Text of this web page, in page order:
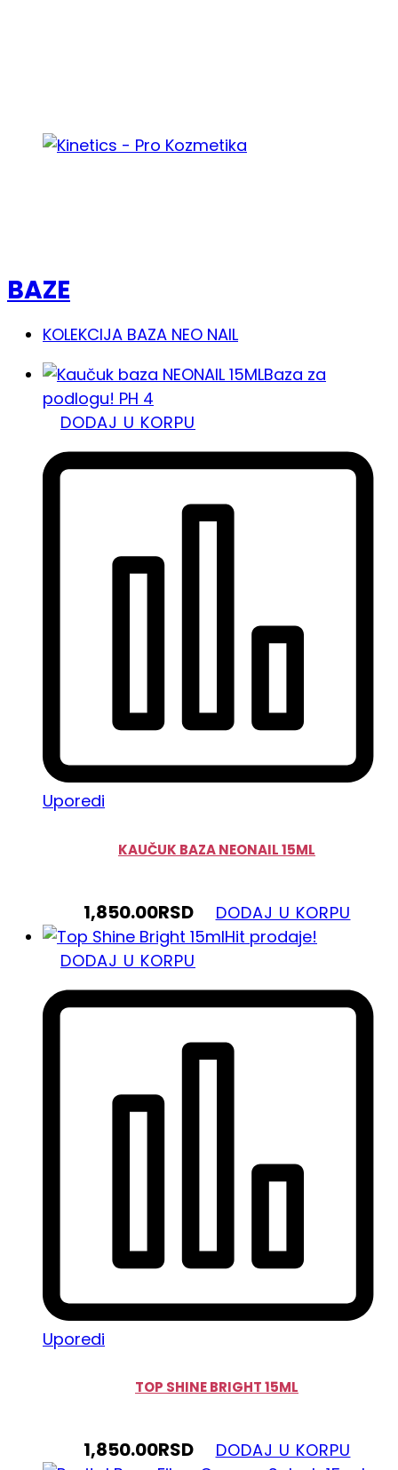
BAZE
KOLEKCIJA BAZA NEO NAIL
Baza za
podlogu! PH 4
DODAJ U KORPU
Uporedi
KAUČUK BAZA NEONAIL 15ML
1,850.00RSD
DODAJ U KORPU
Hit prodaje!
DODAJ U KORPU
Uporedi
TOP SHINE BRIGHT 15ML
1,850.00RSD DODAJ U KORPU